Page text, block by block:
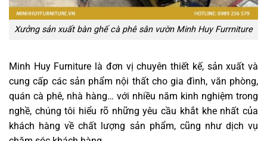
Xưởng sản xuất bàn ghế cà phê sân vườn Minh Huy Furrniture
Minh Huy Furniture là đơn vị chuyên thiết kế, sản xuất và
cung cấp các sản phẩm nội thất cho gia đình, văn phòng,
quán cà phê, nhà hàng… với nhiều năm kinh nghiệm trong
nghề, chúng tôi hiểu rõ những yêu cầu khắt khe nhất của
khách hàng về chất lượng sản phẩm, cũng như dịch vụ